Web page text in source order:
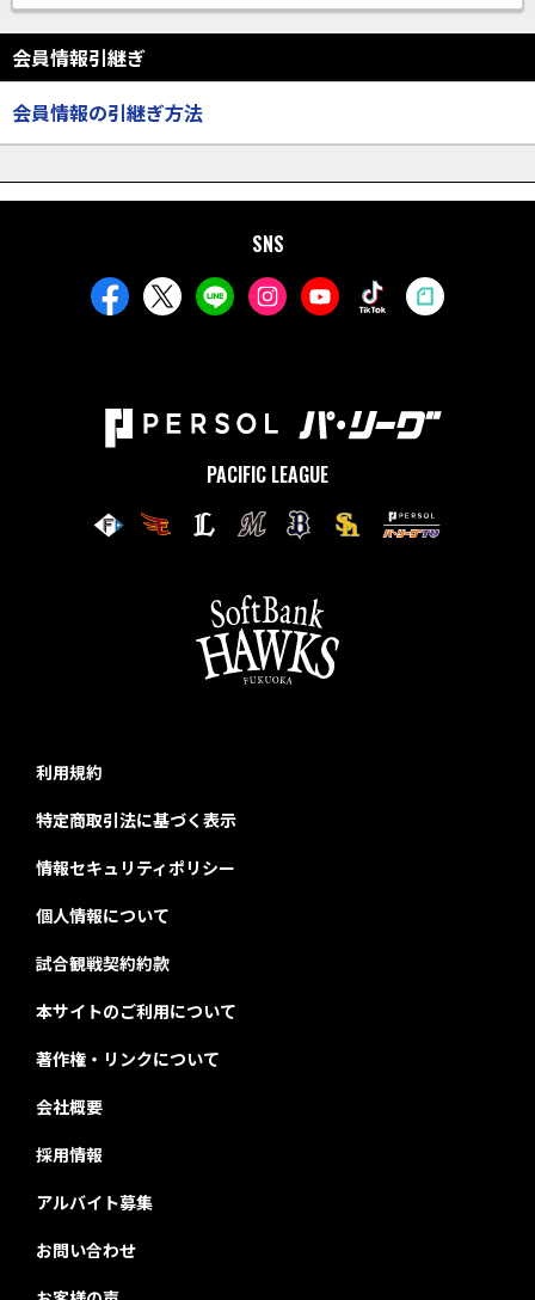
会員情報引継ぎ
会員情報の引継ぎ方法
SNS
PACIFIC LEAGUE
利用規約
特定商取引法に基づく表示
情報セキュリティポリシー
個人情報について
試合観戦契約約款
本サイトのご利用について
著作権・リンクについて
会社概要
採用情報
アルバイト募集
お問い合わせ